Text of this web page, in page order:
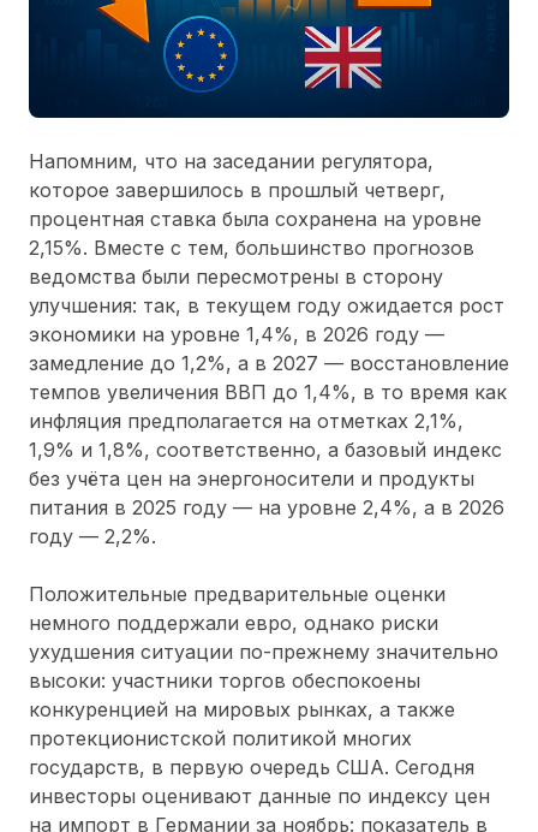
Напомним, что на заседании регулятора,
которое завершилось в прошлый четверг,
процентная ставка была сохранена на уровне
2,15%. Вместе с тем, большинство прогнозов
ведомства были пересмотрены в сторону
улучшения: так, в текущем году ожидается рост
экономики на уровне 1,4%, в 2026 году —
замедление до 1,2%, а в 2027 — восстановление
темпов увеличения ВВП до 1,4%, в то время как
инфляция предполагается на отметках 2,1%,
1,9% и 1,8%, соответственно, а базовый индекс
без учёта цен на энергоносители и продукты
питания в 2025 году — на уровне 2,4%, а в 2026
году — 2,2%.
Положительные предварительные оценки
немного поддержали евро, однако риски
ухудшения ситуации по-прежнему значительно
высоки: участники торгов обеспокоены
конкуренцией на мировых рынках, а также
протекционистской политикой многих
государств, в первую очередь США. Сегодня
инвесторы оценивают данные по индексу цен
на импорт в Германии за ноябрь: показатель в